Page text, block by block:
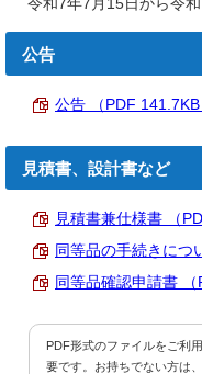
令和7年7月15日から令
公告
公告 （PDF 141.7KB
見積書、設計書など
見積書兼仕様書 （
同等品の手続きにつ
同等品確認申請書 （
PDF形式のファイルをご利
要です。お持ちでない方は